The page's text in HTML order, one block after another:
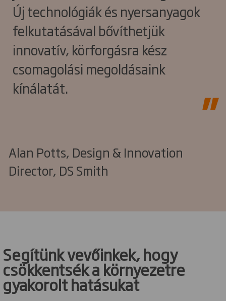
Új technológiák és nyersanyagok
felkutatásával bővíthetjük
innovatív, körforgásra kész
csomagolási megoldásaink
kínálatát.
Alan Potts, Design & Innovation
Director, DS Smith
Segítünk vevőinkek, hogy
csökkentsék a környezetre
gyakorolt hatásukat